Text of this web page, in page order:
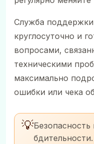
Служба
круглосуточно и
вопросами,
техническими
максимально
ошибки или чека
💡